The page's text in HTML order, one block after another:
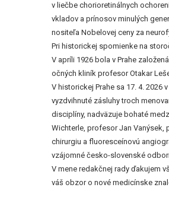
v liečbe chorioretinálnych
vkladov a prínosov minulých
nositeľa Nobelovej ceny za
Pri historickej spomienke na
V apríli 1926 bola v Prahe
očných kliník profesor Otakar
V historickej Prahe sa 17. 4.
vyzdvihnuté zásluhy troch
disciplíny, nadväzuje bohaté
Wichterle, profesor Jan Vanýsek,
chirurgiu a fluoresceínovú
vzájomné česko-slovenské
V mene redakčnej rady ďakujem
váš obzor o nové medicínske